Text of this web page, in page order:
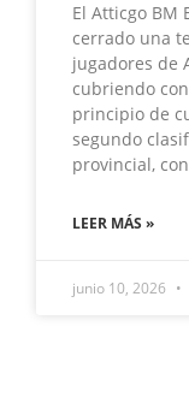
El Atticgo BM
cerrado una
jugadores de
cubriendo
principio de
segundo
provincial,
LEER MÁS »
junio 10, 2026